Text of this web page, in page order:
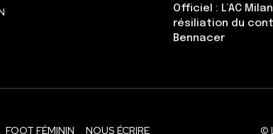
Officiel : L’AC
résiliation du
Bennacer
FOOT FÉMININ NOUS ÉCRIRE ©